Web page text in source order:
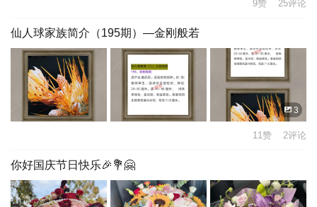
9赞 25评论
仙人球家族简介（195期）—金刚般若
3
11赞 2评论
你好国庆节日快乐🎉💐🤗